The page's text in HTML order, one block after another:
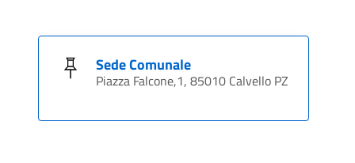
Sede Comunale
Piazza Falcone,1, 85010 Calvello PZ